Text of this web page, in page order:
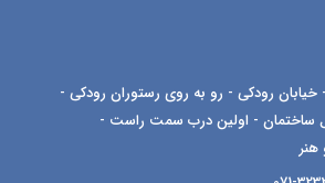
- خیابان رودکی - رو به روی رستوران رودکی -
ساختمان - اولین درب سمت راست -